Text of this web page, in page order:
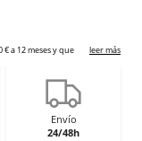
Envío
24/48h